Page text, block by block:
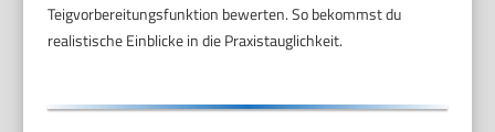
Teigvorbereitungsfunktion bewerten. So bekommst du
realistische Einblicke in die Praxistauglichkeit.